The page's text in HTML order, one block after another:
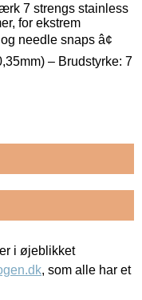
7 strengs stainless
for ekstrem
needle snaps â¢
– Brudstyrke: 7
i øjeblikket
, som alle har et